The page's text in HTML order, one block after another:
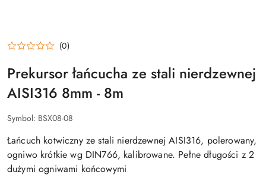
(0)
Prekursor łańcucha ze stali nierdzewnej
AISI316 8mm - 8m
Symbol: BSX08-08
Łańcuch kotwiczny ze stali nierdzewnej AISI316, polerowany,
ogniwo krótkie wg DIN766, kalibrowane. Pełne długości z 2
dużymi ogniwami końcowymi